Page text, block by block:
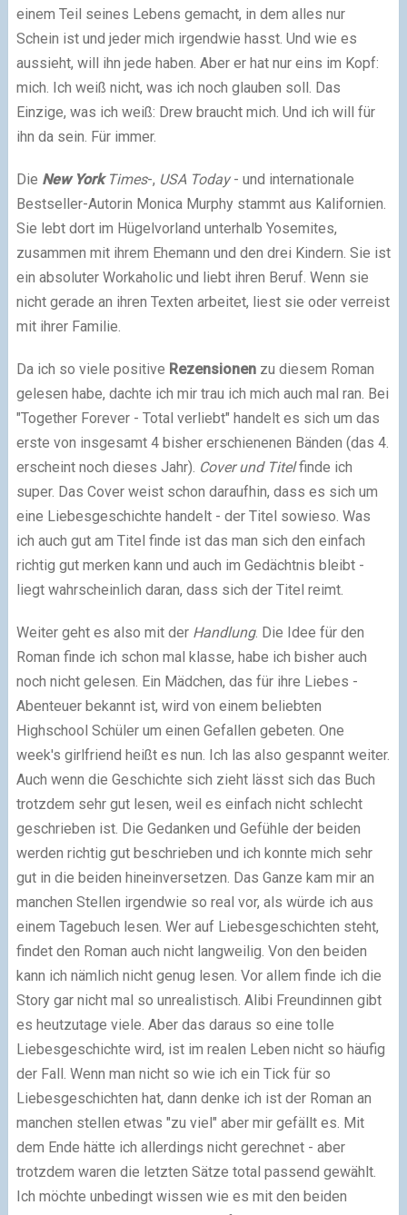
einem Teil seines Lebens gemacht, in dem alles nur
Schein ist und jeder mich irgendwie hasst. Und wie es
aussieht, will ihn jede haben. Aber er hat nur eins im Kopf:
mich. Ich weiß nicht, was ich noch glauben soll. Das
Einzige, was ich weiß: Drew braucht mich. Und ich will für
ihn da sein. Für immer.
Die New YorkTimes-, USA Today- und internationale
Bestseller-Autorin Monica Murphy stammt aus Kalifornien.
Sie lebt dort im Hügelvorland unterhalb Yosemites,
zusammen mit ihrem Ehemann und den drei Kindern. Sie ist
ein absoluter Workaholic und liebt ihren Beruf. Wenn sie
nicht gerade an ihren Texten arbeitet, liest sie oder verreist
mit ihrer Familie.
Da ich so viele positive Rezensionenzu diesem Roman
gelesen habe, dachte ich mir trau ich mich auch mal ran. Bei
"Together Forever - Total verliebt" handelt es sich um das
erste von insgesamt 4 bisher erschienenen Bänden (das 4.
erscheint noch dieses Jahr). Cover und Titelfinde ich
super. Das Cover weist schon daraufhin, dass es sich um
eine Liebesgeschichte handelt - der Titel sowieso. Was
ich auch gut am Titel finde ist das man sich den einfach
richtig gut merken kann und auch im Gedächtnis bleibt -
liegt wahrscheinlich daran, dass sich der Titel reimt.
Weiter geht es also mit der Handlung. Die Idee für den
Roman finde ich schon mal klasse, habe ich bisher auch
noch nicht gelesen. Ein Mädchen, das für ihre Liebes -
Abenteuer bekannt ist, wird von einem beliebten
Highschool Schüler um einen Gefallen gebeten. One
week's girlfriend heißt es nun. Ich las also gespannt weiter.
Auch wenn die Geschichte sich zieht lässt sich das Buch
trotzdem sehr gut lesen, weil es einfach nicht schlecht
geschrieben ist. Die Gedanken und Gefühle der beiden
werden richtig gut beschrieben und ich konnte mich sehr
gut in die beiden hineinversetzen. Das Ganze kam mir an
manchen Stellen irgendwie so real vor, als würde ich aus
einem Tagebuch lesen. Wer auf Liebesgeschichten steht,
findet den Roman auch nicht langweilig. Von den beiden
kann ich nämlich nicht genug lesen. Vor allem finde ich die
Story gar nicht mal so unrealistisch. Alibi Freundinnen gibt
es heutzutage viele. Aber das daraus so eine tolle
Liebesgeschichte wird, ist im realen Leben nicht so häufig
der Fall. Wenn man nicht so wie ich ein Tick für so
Liebesgeschichten hat, dann denke ich ist der Roman an
manchen stellen etwas "zu viel" aber mir gefällt es. Mit
dem Ende hätte ich allerdings nicht gerechnet - aber
trotzdem waren die letzten Sätze total passend gewählt.
Ich möchte unbedingt wissen wie es mit den beiden